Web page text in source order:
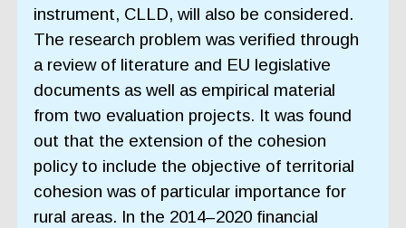
instrument, CLLD, will also be considered.
The research problem was verified through
a review of literature and EU legislative
documents as well as empirical material
from two evaluation projects. It was found
out that the extension of the cohesion
policy to include the objective of territorial
cohesion was of particular importance for
rural areas. In the 2014–2020 financial